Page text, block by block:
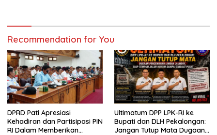
Recommendation for You
DPRD Pati Apresiasi
Kehadiran dan Partisipasi PIN
RI Dalam Memberikan
Ultimatum DPP LPK-RI ke
Bupati dan DLH Pekalongan:
Jangan Tutup Mata Dugaan